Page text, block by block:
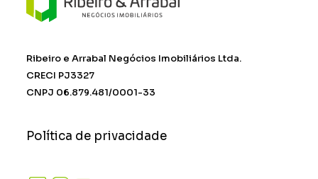
Ribeiro e Arrabal Negócios Imobiliários Ltda.
CRECI PJ3327
CNPJ 06.879.481/0001-33
Política de privacidade